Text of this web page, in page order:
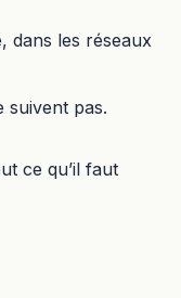
dans les réseaux
suivent pas.
ce qu’il faut